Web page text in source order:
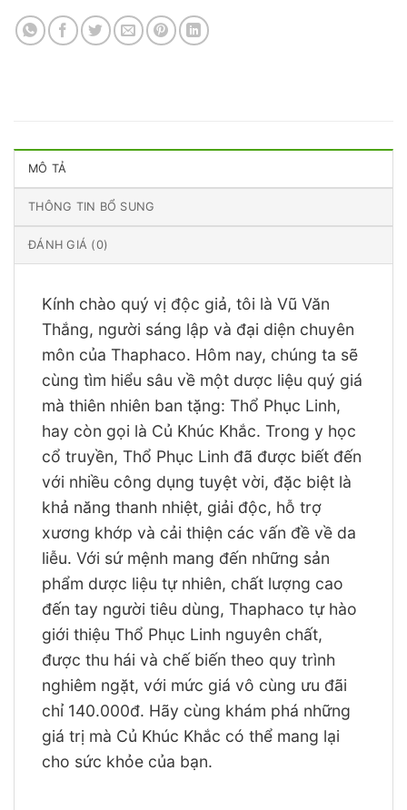
MÔ TẢ
THÔNG TIN BỔ SUNG
ĐÁNH GIÁ (0)
Kính chào quý vị độc giả, tôi là Vũ Văn
Thắng, người sáng lập và đại diện chuyên
môn của Thaphaco. Hôm nay, chúng ta sẽ
cùng tìm hiểu sâu về một dược liệu quý giá
mà thiên nhiên ban tặng: Thổ Phục Linh,
hay còn gọi là Củ Khúc Khắc. Trong y học
cổ truyền, Thổ Phục Linh đã được biết đến
với nhiều công dụng tuyệt vời, đặc biệt là
khả năng thanh nhiệt, giải độc, hỗ trợ
xương khớp và cải thiện các vấn đề về da
liễu. Với sứ mệnh mang đến những sản
phẩm dược liệu tự nhiên, chất lượng cao
đến tay người tiêu dùng, Thaphaco tự hào
giới thiệu Thổ Phục Linh nguyên chất,
được thu hái và chế biến theo quy trình
nghiêm ngặt, với mức giá vô cùng ưu đãi
chỉ 140.000đ. Hãy cùng khám phá những
giá trị mà Củ Khúc Khắc có thể mang lại
cho sức khỏe của bạn.